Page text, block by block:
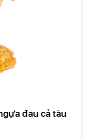
cao cấp đóng
chỉ đơn thuần
tượng của sự
món quà cao
đi đúng cách, có
đợi, tạo nên ấn
trí người nhận.
đau cả tàu